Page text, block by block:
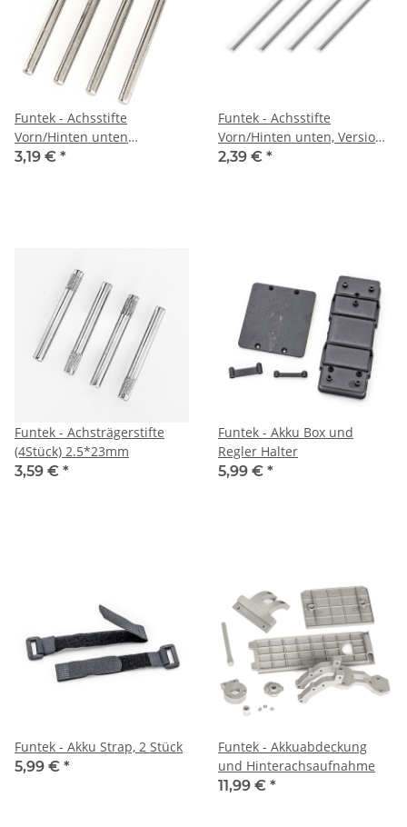
Funtek - Achsstifte
Vorn/Hinten unten
2.5*36mm
3,19 € *
Funtek - Achsstifte
Vorn/Hinten unten, Version
2020
2,39 € *
Funtek - Achsträgerstifte
(4Stück) 2.5*23mm
3,59 € *
Funtek - Akku Box und
Regler Halter
5,99 € *
Funtek - Akku Strap, 2 Stück
5,99 € *
Funtek - Akkuabdeckung
und Hinterachsaufnahme
11,99 € *